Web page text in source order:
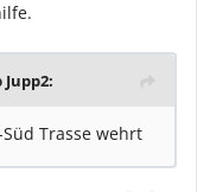
Jupp2:
Trasse wehrt